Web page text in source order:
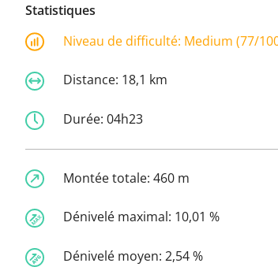
Statistiques
Niveau de difficulté: Medium (77/
Distance: 18,1 km
Durée: 04h23
Montée totale: 460 m
Dénivelé maximal: 10,01 %
Dénivelé moyen: 2,54 %